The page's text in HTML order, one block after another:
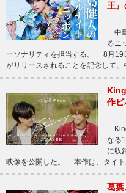
王
中
るニ
ーソナリティを担当する。 8月19
がリリースされることを記念して
作ビ
なる
に収
映像を公開した。 本作は、タイ
葛